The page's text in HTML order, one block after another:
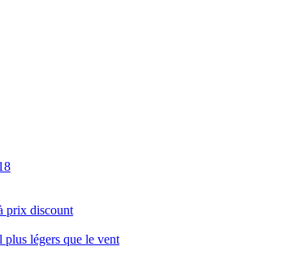
prix discount
légers que le vent